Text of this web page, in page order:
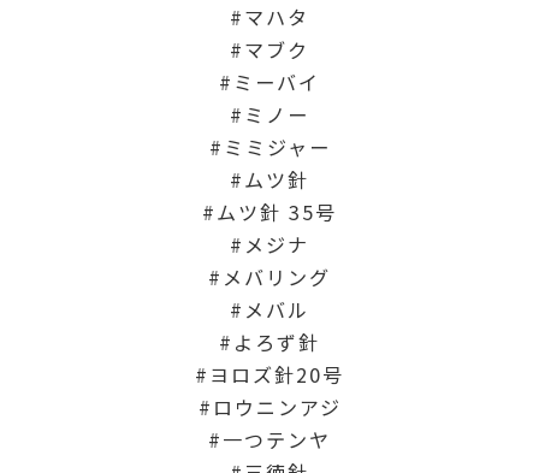
マハタ
マブク
ミーバイ
ミノー
ミミジャー
ムツ針
ムツ針 35号
メジナ
メバリング
メバル
よろず針
ヨロズ針20号
ロウニンアジ
一つテンヤ